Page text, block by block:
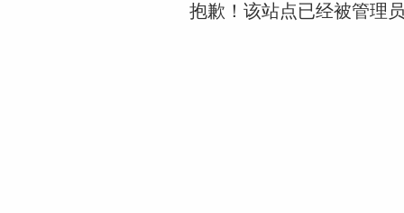
抱歉！该站点已经被管理